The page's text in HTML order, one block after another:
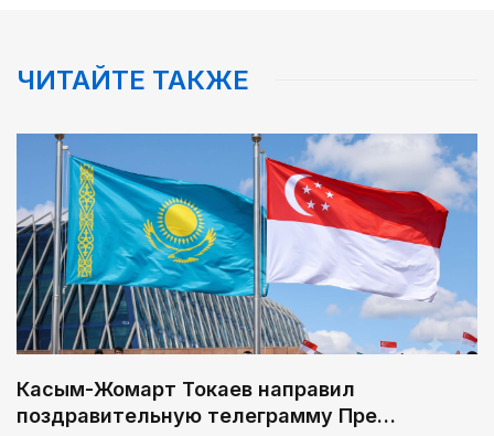
ЧИТАЙТЕ ТАКЖЕ
Касым-Жомарт Токаев направил
поздравительную телеграмму Пре…